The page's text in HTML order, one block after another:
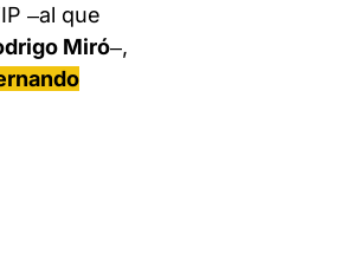
–al que
Miró–,